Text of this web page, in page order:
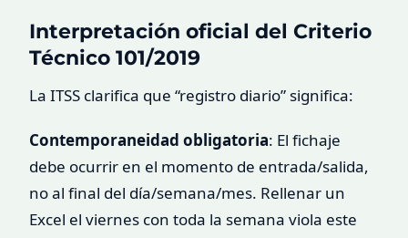
Interpretación oficial del Criterio
Técnico 101/2019
La ITSS clarifica que “registro diario” significa:
Contemporaneidad obligatoria: El fichaje
debe ocurrir en el momento de entrada/salida,
no al final del día/semana/mes. Rellenar un
Excel el viernes con toda la semana viola este